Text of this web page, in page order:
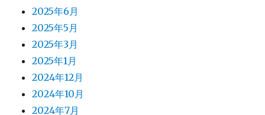
2025年6月
2025年5月
2025年3月
2025年1月
2024年12月
2024年10月
2024年7月